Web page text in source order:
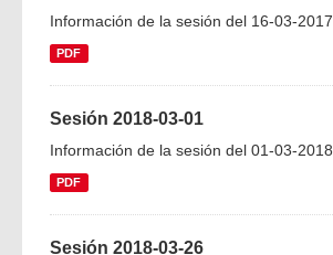
Información de la sesión del 16-03-2017
PDF
Sesión 2018-03-01
Información de la sesión del 01-03-2018
PDF
Sesión 2018-03-26